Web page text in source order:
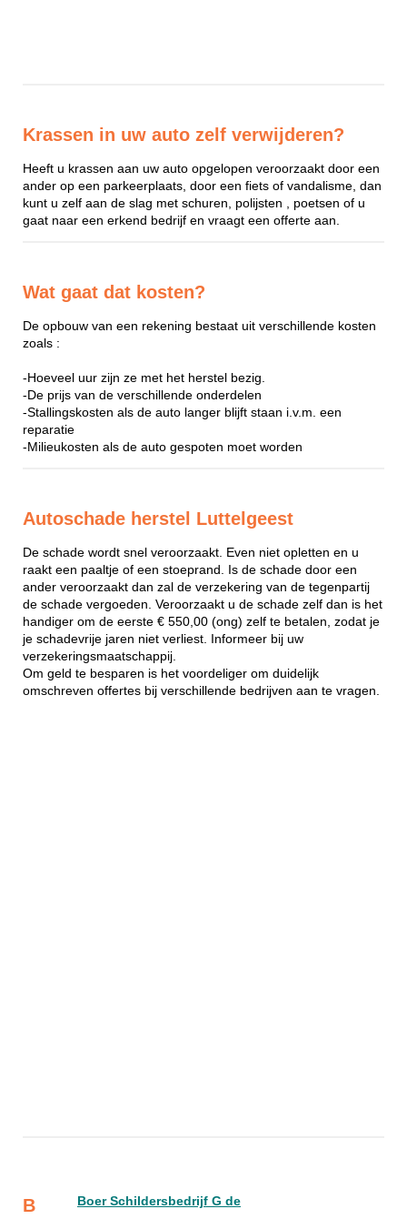
Krassen in uw auto zelf verwijderen?
Heeft u krassen aan uw auto opgelopen veroorzaakt door een
ander op een parkeerplaats, door een fiets of vandalisme, dan
kunt u zelf aan de slag met schuren, polijsten , poetsen of u
gaat naar een erkend bedrijf en vraagt een offerte aan.
Wat gaat dat kosten?
De opbouw van een rekening bestaat uit verschillende kosten
zoals :
-Hoeveel uur zijn ze met het herstel bezig.
-De prijs van de verschillende onderdelen
-Stallingskosten als de auto langer blijft staan i.v.m. een
reparatie
-Milieukosten als de auto gespoten moet worden
Autoschade herstel Luttelgeest
De schade wordt snel veroorzaakt. Even niet opletten en u
raakt een paaltje of een stoeprand. Is de schade door een
ander veroorzaakt dan zal de verzekering van de tegenpartij
de schade vergoeden. Veroorzaakt u de schade zelf dan is het
handiger om de eerste € 550,00 (ong) zelf te betalen, zodat je
je schadevrije jaren niet verliest. Informeer bij uw
verzekeringsmaatschappij.
Om geld te besparen is het voordeliger om duidelijk
omschreven offertes bij verschillende bedrijven aan te vragen.
B Boer Schildersbedrijf G de